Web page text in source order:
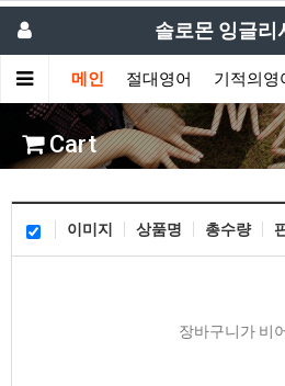
솔로몬 잉글리
메인 절대영어 기적의영
Cart
이미지 상품명 총수량
장바구니가 비